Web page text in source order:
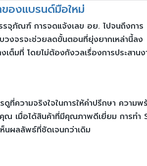
องแบรนด์มือใหม่
จุภัณฑ์ การจดแจ้งเลข อย. ไปจนถึงการ
วงจรจะช่วยลดขั้นตอนที่ยุ่งยากเหล่านี้ลง
เต็มที่ โดยไม่ต้องกังวลเรื่องการประสานง
ที่ความจริงใจในการให้คำปรึกษา ความพ
ณ เมื่อได้สินค้าที่มีคุณภาพดีเยี่ยม การทำ
นผลลัพธ์ที่ชัดเจนกว่าเดิม